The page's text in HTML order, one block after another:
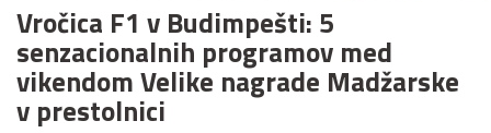
Vročica F1 v Budimpešti: 5
senzacionalnih programov med
vikendom Velike nagrade Madžarske
v prestolnici